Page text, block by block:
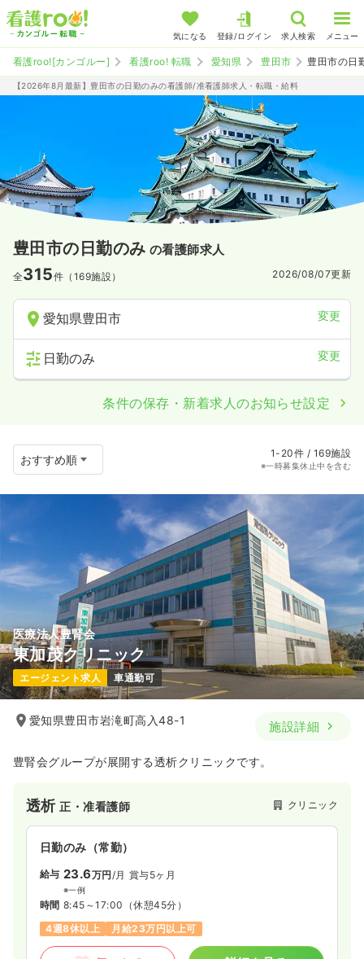
気になる 登録/ログイン 求人検索 メニュー
看護roo![カンゴルー] 看護roo! 転職 愛知県 豊田市 豊田市の日
【2026年8月最新】豊田市の日勤のみの看護師/准看護師求人・転職・給料
豊田市の日勤のみ の看護師求人
全315件（169施設） 2026/08/07更新
愛知県豊田市 変更
日勤のみ 変更
条件の保存・新着求人のお知らせ設定
1-20件 / 169施設
※一時募集休止中を含む
医療法人豊腎会
東加茂クリニック
エージェント求人 車通勤可
愛知県豊田市岩滝町高入48-1 施設詳細
豊腎会グループが展開する透析クリニックです。
透析正・准看護師 クリニック
日勤のみ（常勤）
給与 23.6万円 /月 賞与5ヶ月
※一例
時間 8:45～17:00 （休憩45分）
4週8休以上
月給23万円以上可